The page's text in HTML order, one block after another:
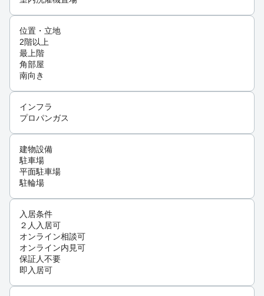
位置・立地
2階以上
最上階
角部屋
南向き
インフラ
プロパンガス
建物設備
駐車場
平面駐車場
駐輪場
入居条件
２人入居可
オンライン相談可
オンライン内見可
保証人不要
即入居可